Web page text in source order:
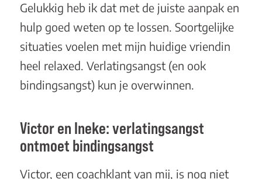
Gelukkig heb ik dat met de juiste aanpak en
hulp goed weten op te lossen. Soortgelijke
situaties voelen met mijn huidige vriendin
heel relaxed. Verlatingsangst (en ook
bindingsangst) kun je overwinnen.
Victor en Ineke: verlatingsangst
ontmoet bindingsangst
Victor, een coachklant van mij, is nog niet